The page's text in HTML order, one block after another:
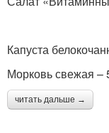
Капуста
Морковь свежая –
читать дальше →